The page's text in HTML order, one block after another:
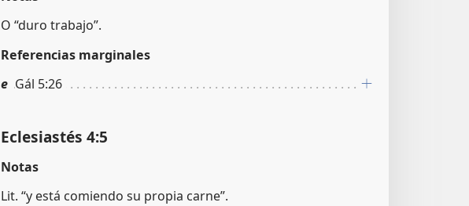
O “duro trabajo”.
Referencias marginales
e Gál 5:26
Eclesiastés 4:5
Notas
Lit. “y está comiendo su propia carne”.